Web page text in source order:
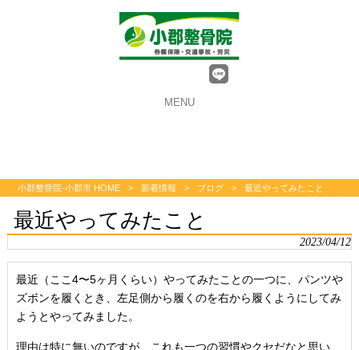
MENU
小郡整骨院-小郡市 HOME > 新着情報 > ブログ > 最近やってみたこと
最近やってみたこと
2023/04/12
最近（ここ4〜5ヶ月くらい）やってみたことの一つに、パンツや
ズボンを履くとき、左足側から履くのを右から履くようにしてみ
ようとやってみました。
理由は特に無いのですが、これも一つの習慣やクセだなと思い、